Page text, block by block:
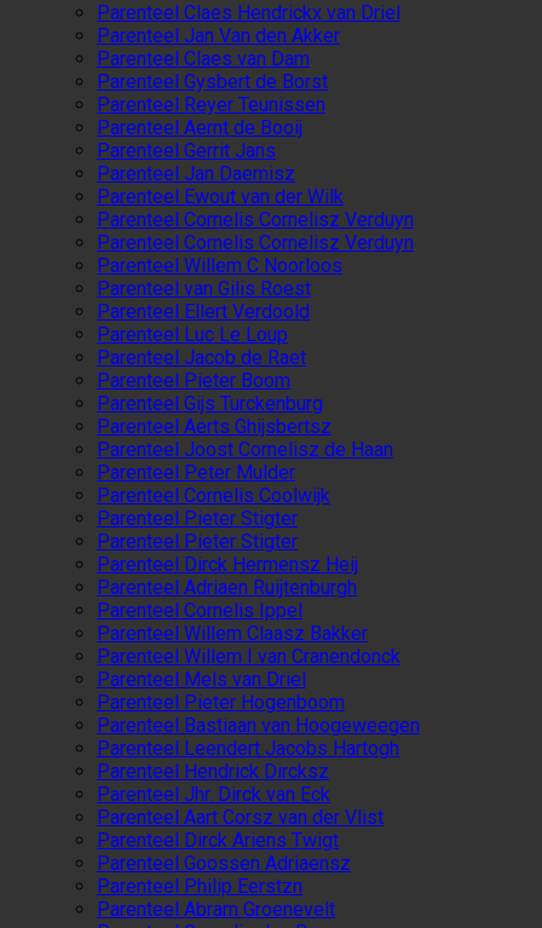
Parenteel Claes Hendrickx van Driel
Parenteel Jan Van den Akker
Parenteel Claes van Dam
Parenteel Gysbert de Borst
Parenteel Reyer Teunissen
Parenteel Aernt de Booij
Parenteel Gerrit Jans
Parenteel Jan Daemisz
Parenteel Ewout van der Wilk
Parenteel Cornelis Cornelisz Verduyn
Parenteel Cornelis Cornelisz Verduyn
Parenteel Willem C Noorloos
Parenteel van Gilis Roest
Parenteel Ellert Verdoold
Parenteel Luc Le Loup
Parenteel Jacob de Raet
Parenteel Pieter Boom
Parenteel Gijs Turckenburg
Parenteel Aerts Ghijsbertsz
Parenteel Joost Cornelisz de Haan
Parenteel Peter Mulder
Parenteel Cornelis Coolwijk
Parenteel Pieter Stigter
Parenteel Pieter Stigter
Parenteel Dirck Hermensz Heij
Parenteel Adriaen Ruijtenburgh
Parenteel Cornelis Ippel
Parenteel Willem Claasz Bakker
Parenteel Willem I van Cranendonck
Parenteel Mels van Driel
Parenteel Pieter Hogenboom
Parenteel Bastiaan van Hoogeweegen
Parenteel Leendert Jacobs Hartogh
Parenteel Hendrick Dircksz
Parenteel Jhr. Dirck van Eck
Parenteel Aart Corsz van der Vlist
Parenteel Dirck Ariens Twigt
Parenteel Goossen Adriaensz
Parenteel Philip Eerstzn
Parenteel Abram Groenevelt